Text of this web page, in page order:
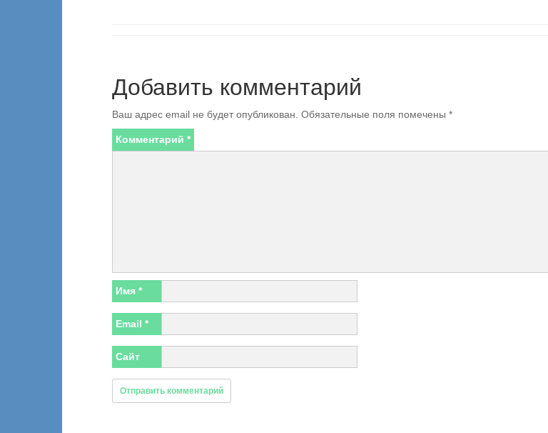
Добавить комментарий
Ваш адрес email не будет опубликован. Обязательные поля помечены *
Комментарий *
Имя *
Email *
Сайт